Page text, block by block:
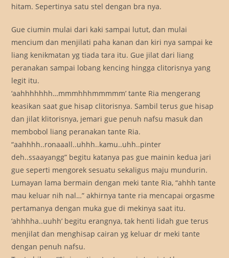
hitam. Sepertinya satu stel dengan bra nya.
Gue ciumin mulai dari kaki sampai lutut, dan mulai
mencium dan menjilati paha kanan dan kiri nya sampai ke
liang kenikmatan yg tiada tara itu. Gue jilat dari liang
peranakan sampai lobang kencing hingga clitorisnya yang
legit itu.
‘aahhhhhhh…mmmhhhmmmmm’ tante Ria mengerang
keasikan saat gue hisap clitorisnya. Sambil terus gue hisap
dan jilat klitorisnya, jemari gue penuh nafsu masuk dan
membobol liang peranakan tante Ria.
“aahhhh..ronaaall..uhhh..kamu..uhh..pinter
deh..ssaayangg” begitu katanya pas gue mainin kedua jari
gue seperti mengorek sesuatu sekaligus maju mundurin.
Lumayan lama bermain dengan meki tante Ria, “ahhh tante
mau keluar nih nal…” akhirnya tante ria mencapai orgasme
pertamanya dengan muka gue di mekinya saat itu.
‘ahhhha..uuhh’ begitu erangnya, tak henti lidah gue terus
menjilat dan menghisap cairan yg keluar dr meki tante
dengan penuh nafsu.